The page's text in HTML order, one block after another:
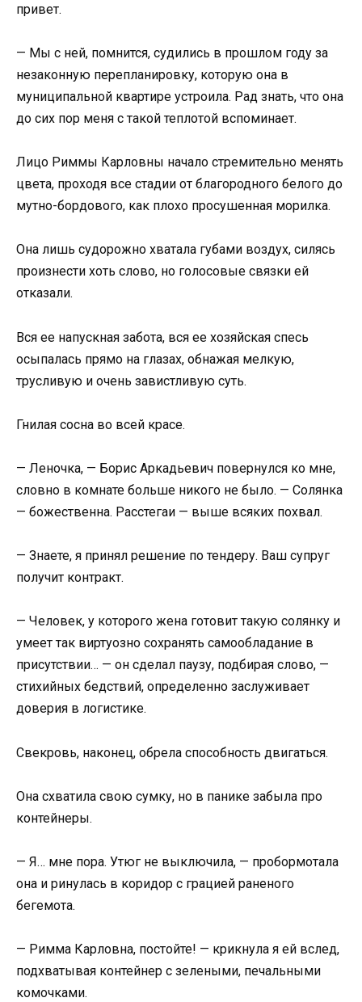
привет.
— Мы с ней, помнится, судились в прошлом году за
незаконную перепланировку, которую она в
муниципальной квартире устроила. Рад знать, что она
до сих пор меня с такой теплотой вспоминает.
Лицо Риммы Карловны начало стремительно менять
цвета, проходя все стадии от благородного белого до
мутно-бордового, как плохо просушенная морилка.
Она лишь судорожно хватала губами воздух, силясь
произнести хоть слово, но голосовые связки ей
отказали.
Вся ее напускная забота, вся ее хозяйская спесь
осыпалась прямо на глазах, обнажая мелкую,
трусливую и очень завистливую суть.
Гнилая сосна во всей красе.
— Леночка, — Борис Аркадьевич повернулся ко мне,
словно в комнате больше никого не было. — Солянка
— божественна. Расстегаи — выше всяких похвал.
— Знаете, я принял решение по тендеру. Ваш супруг
получит контракт.
— Человек, у которого жена готовит такую солянку и
умеет так виртуозно сохранять самообладание в
присутствии… — он сделал паузу, подбирая слово, —
стихийных бедствий, определенно заслуживает
доверия в логистике.
Свекровь, наконец, обрела способность двигаться.
Она схватила свою сумку, но в панике забыла про
контейнеры.
— Я… мне пора. Утюг не выключила, — пробормотала
она и ринулась в коридор с грацией раненого
бегемота.
— Римма Карловна, постойте! — крикнула я ей вслед,
подхватывая контейнер с зелеными, печальными
комочками.